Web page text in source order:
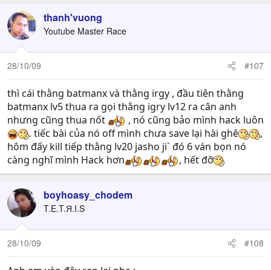
[15:45:19] >> dont clik make game too slow
[15:46:00] << hahahahahahha
[15:46:45] >> how many pot fo greed u have
[15:46:59] << no
[15:47:14] << i see you down much
[15:47:30] >> i see that pot of greed alway son first card
u have
[15:47:32] << too three card
[15:47:34] >> i simpossible
[15:47:42] >> how many u have
[15:47:45] >> 2
[15:47:56] << i play yugi 10 year
[15:48:06] << very long time
[15:48:15] << so i know
[15:48:19] >> yes but u have to told me u just told me u
[15:48:28] << no
[15:48:47] >> cos 52 card and alway spot of greed on
thanh'vuong
Youtube Master Race
28/10/09 #107
thì cái thằng batmanx và thằng irgy , đầu tiên thằng
batmanx lv5 thua ra gọi thằng igry lv12 ra cân anh
nhưng cũng thua nốt
, nó cũng bảo mình hack luôn
. tiếc bài của nó off mình chưa save lại hài ghê
,
hôm đấy kill tiếp thằng lv20 jasho ji` đó 6 ván bọn nó
càng nghĩ mình Hack hơn
, hết đỡ
boyhoasy_chodem
T.E.T.Я.I.S
28/10/09 #108